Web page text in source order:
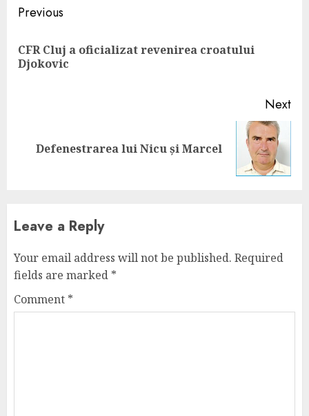
Continue
Reading
Previous
CFR Cluj a oficializat revenirea croatului
Djokovic
Next
NextDefenestrarea lui Nicu și Marcel
Leave a Reply
Your email address will not be published. Required
fields are marked *
Comment *